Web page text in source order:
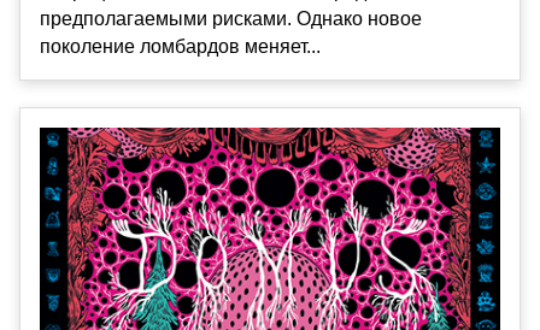
предполагаемыми рисками. Однако новое
поколение ломбардов меняет...